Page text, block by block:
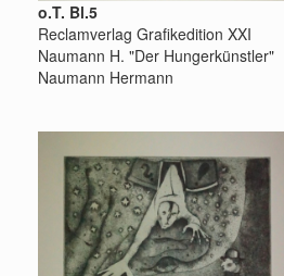
o.T. Bl.5
Reclamverlag Grafikedition XXI
Naumann H. "Der Hungerkünstler"
Naumann Hermann